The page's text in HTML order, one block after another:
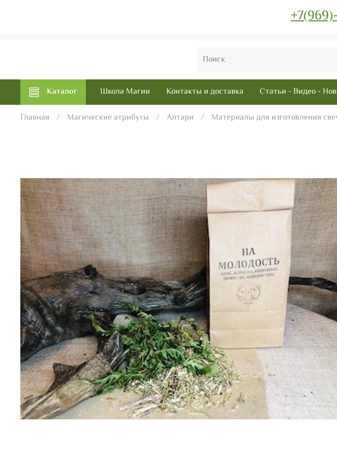
Каталог Школа Магии Контакты и доставка Статьи - Видео -
Главная Магические атрибуты Алтари Материалы для изготовления